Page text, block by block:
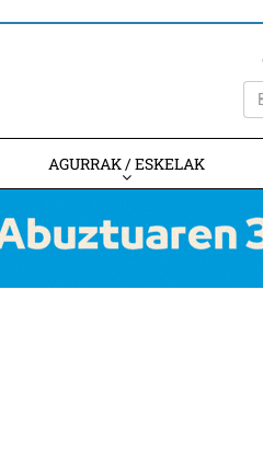
AGURRAK / ESKELAK